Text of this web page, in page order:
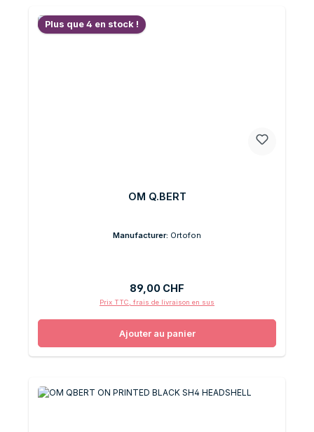
Plus que 4 en stock !
OM Q.BERT
Manufacturer: Ortofon
Prix régulier :
89,00 CHF
Prix TTC, frais de livraison en sus
Ajouter au panier